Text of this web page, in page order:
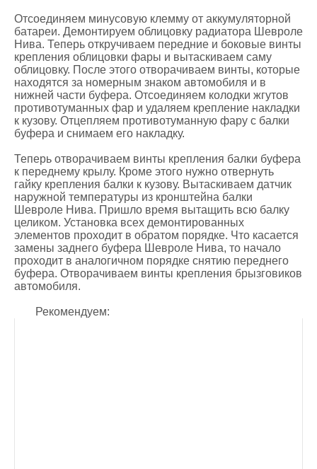
Отсоединяем минусовую клемму от аккумуляторной
батареи. Демонтируем облицовку радиатора Шевроле
Нива. Теперь откручиваем передние и боковые винты
крепления облицовки фары и вытаскиваем саму
облицовку. После этого отворачиваем винты, которые
находятся за номерным знаком автомобиля и в
нижней части буфера. Отсоединяем колодки жгутов
противотуманных фар и удаляем крепление накладки
к кузову. Отцепляем противотуманную фару с балки
буфера и снимаем его накладку.
Теперь отворачиваем винты крепления балки буфера
к переднему крылу. Кроме этого нужно отвернуть
гайку крепления балки к кузову. Вытаскиваем датчик
наружной температуры из кронштейна балки
Шевроле Нива. Пришло время вытащить всю балку
целиком. Установка всех демонтированных
элементов проходит в обратом порядке. Что касается
замены заднего буфера Шевроле Нива, то начало
проходит в аналогичном порядке снятию переднего
буфера. Отворачиваем винты крепления брызговиков
автомобиля.
Рекомендуем: